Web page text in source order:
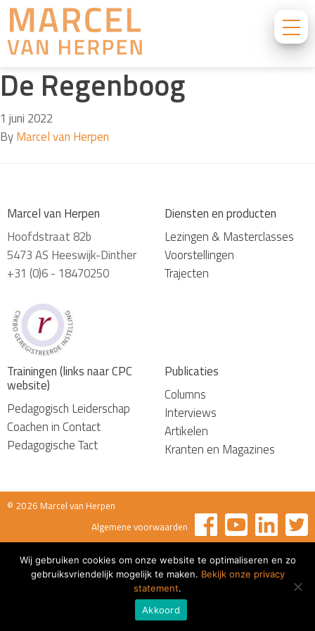
De Regenboog
1 juni 2022
ByMarcel van Herpen
Marcel van Herpen
Hoofdstraat 82b
5473 AS Heeswijk-Dinther
+31 (0)6 - 18470250
Diensten en producten
Lezingen & Masterclasses
Voorstellingen
Trajecten
Trainingen (links naar CPC
website)
Pedagogisch Leiderschap
Coachen in Contact
Pedagogische Tact
Publicaties
Columns
Interviews
Artikelen
Kranten en Magazines
© 2026 Marcel van Herpen
Algemene voorwaarden
Wij gebruiken cookies om onze website te optimaliseren en zo
gebruiksvriendelijk mogelijk te maken. Bekijk onze privacy
statement.
Akkoord